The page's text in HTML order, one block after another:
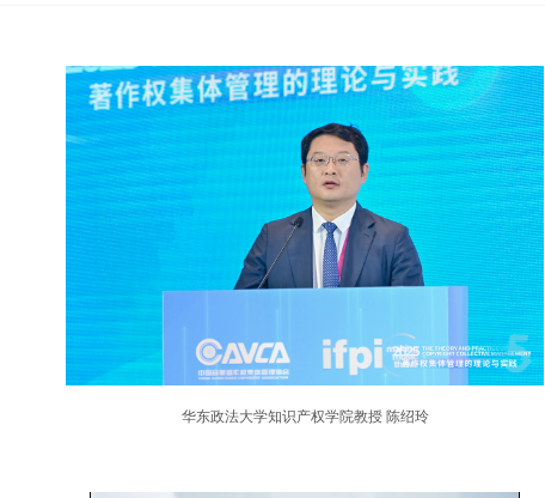
华东政法大学知识产权学院教授 陈绍玲